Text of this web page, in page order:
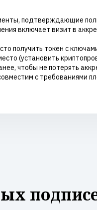
подтверждающие
включает визит в
получить токен с
(установить
чтобы не потерять
с требованиями